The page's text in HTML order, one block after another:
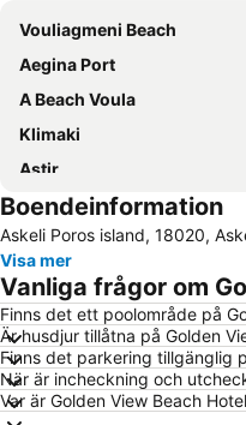
Vouliagmeni Beach
Aegina Port
Α Beach Voula
Klimaki
Astir
Yabanaki
Traditional Settlement of Aigina
Kavouri Beach
Aghios Nikolaos
Waterpark
Archea Epidavros
Traditional Settlement of Poros
Boendeinformation
Askeli Poros island, 18020,
Visa mer
Vanliga frågor om
Finns det ett poolområde på
Är husdjur tillåtna på Golden
Finns det parkering tillgänglig
När är incheckning och
Var är Golden View Beach